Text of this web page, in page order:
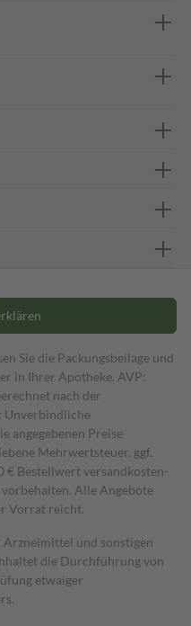
Sie die Packungsbeilage und
in Ihrer Apotheke. AVP:
nach der
Unverbindliche
angegebenen Preise
Mehrwertsteuer, ggf.
€ Bestell­wert versand­kosten­
Alle Angebote
Vorrat reicht.
Arzneimittel und sonstigen
die Durchführung von
etwaiger